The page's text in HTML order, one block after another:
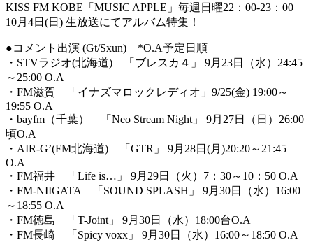
KISS FM KOBE「MUSIC APPLE」毎週日曜22：00-23：00
10月4日(日) 生放送にてアルバム特集！
●コメント出演 (Gt/Sxun) *O.A予定日順
・STVラジオ(北海道) 「ブレスカ４」 9月23日（水）24:45
～25:00 O.A
・FM滋賀 「イナズマロックレディオ」9/25(金) 19:00～
19:55 O.A
・bayfm（千葉） 「Neo Stream Night」 9月27日（日）26:00
頃O.A
・AIR-G’(FM北海道) 「GTR」 9月28日(月)20:20～21:45
O.A
・FM福井 「Life is…」 9月29日（火）7：30～10：50 O.A
・FM-NIIGATA 「SOUND SPLASH」 9月30日（水）16:00
～18:55 O.A
・FM徳島 「T-Joint」 9月30日（水）18:00台O.A
・FM長崎 「Spicy voxx」 9月30日（水）16:00～18:50 O.A